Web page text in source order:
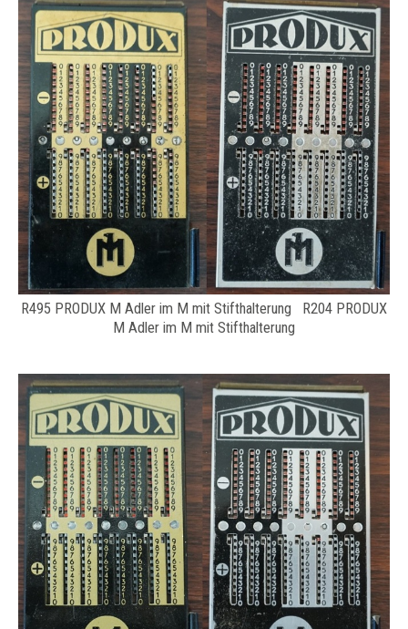
R495 PRODUX M Adler im M mit Stifthalterung R204 PRODUX
M Adler im M mit Stifthalterung